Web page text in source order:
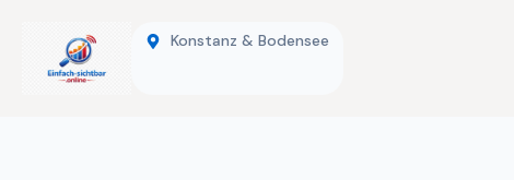
Konstanz & Bodensee